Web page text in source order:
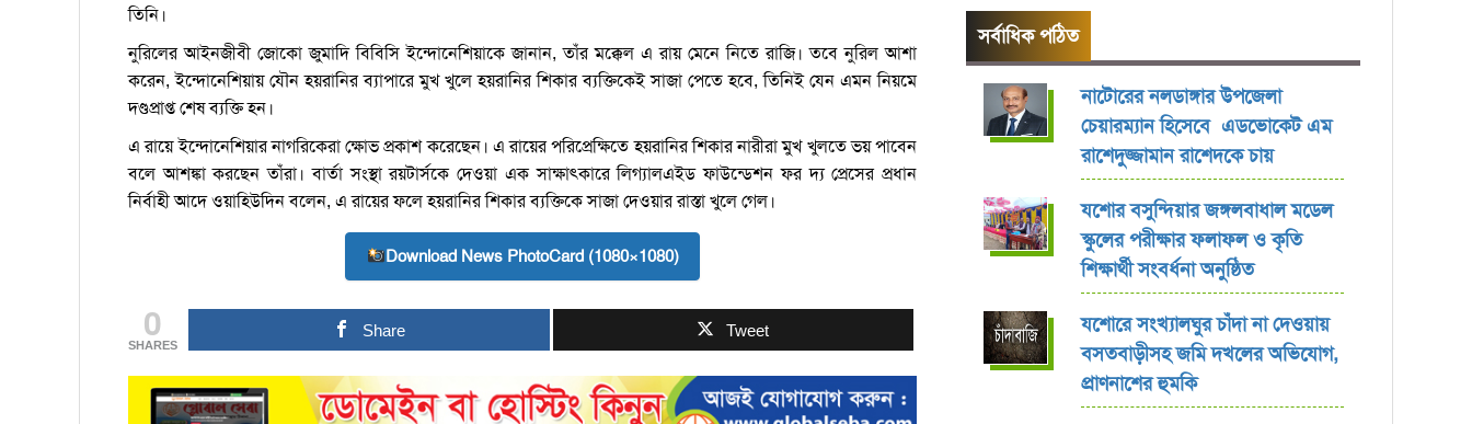
তিনি।
নুরিলের আইনজীবী জোকো জুমাদি বিবিসি ইন্দোনেশিয়াকে জানান, তাঁর মক্কেল এ রায় মেনে নিতে রাজি। তবে নুরিল আশা
করেন, ইন্দোনেশিয়ায় যৌন হয়রানির ব্যাপারে মুখ খুলে হয়রানির শিকার ব্যক্তিকেই সাজা পেতে হবে, তিনিই যেন এমন নিয়মে
দণ্ডপ্রাপ্ত শেষ ব্যক্তি হন।
এ রায়ে ইন্দোনেশিয়ার নাগরিকেরা ক্ষোভ প্রকাশ করেছেন। এ রায়ের পরিপ্রেক্ষিতে হয়রানির শিকার নারীরা মুখ খুলতে ভয় পাবেন
বলে আশঙ্কা করছেন তাঁরা। বার্তা সংস্থা রয়টার্সকে দেওয়া এক সাক্ষাৎকারে লিগ্যালএইড ফাউন্ডেশন ফর দ্য প্রেসের প্রধান
নির্বাহী আদে ওয়াহিউদিন বলেন, এ রায়ের ফলে হয়রানির শিকার ব্যক্তিকে সাজা দেওয়ার রাস্তা খুলে গেল।
Download News PhotoCard (1080×1080)
0
SHARES
Share Tweet
সর্বাধিক পঠিত
নাটোরের নলডাঙ্গার উপজেলা
চেয়ারম্যান হিসেবে এডভোকেট এম
রাশেদুজ্জামান রাশেদকে চায়
যশোর বসুন্দিয়ার জঙ্গলবাধাল মডেল
স্কুলের পরীক্ষার ফলাফল ও কৃতি
শিক্ষার্থী সংবর্ধনা অনুষ্ঠিত
যশোরে সংখ্যালঘুর চাঁদা না দেওয়ায়
বসতবাড়ীসহ জমি দখলের অভিযোগ,
প্রাণনাশের হুমকি